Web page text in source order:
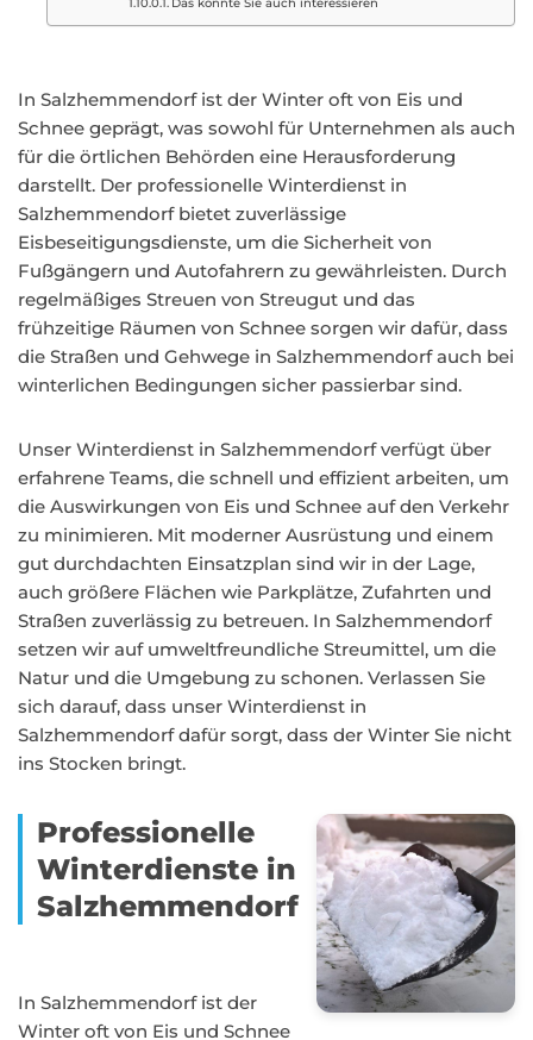
In Salzhemmendorf ist der Winter oft von Eis und
Schnee geprägt, was sowohl für Unternehmen als auch
für die örtlichen Behörden eine Herausforderung
darstellt. Der professionelle Winterdienst in
Salzhemmendorf bietet zuverlässige
Eisbeseitigungsdienste, um die Sicherheit von
Fußgängern und Autofahrern zu gewährleisten. Durch
regelmäßiges Streuen von Streugut und das
frühzeitige Räumen von Schnee sorgen wir dafür, dass
die Straßen und Gehwege in Salzhemmendorf auch bei
winterlichen Bedingungen sicher passierbar sind.
Unser Winterdienst in Salzhemmendorf verfügt über
erfahrene Teams, die schnell und effizient arbeiten, um
die Auswirkungen von Eis und Schnee auf den Verkehr
zu minimieren. Mit moderner Ausrüstung und einem
gut durchdachten Einsatzplan sind wir in der Lage,
auch größere Flächen wie Parkplätze, Zufahrten und
Straßen zuverlässig zu betreuen. In Salzhemmendorf
setzen wir auf umweltfreundliche Streumittel, um die
Natur und die Umgebung zu schonen. Verlassen Sie
sich darauf, dass unser Winterdienst in
Salzhemmendorf dafür sorgt, dass der Winter Sie nicht
ins Stocken bringt.
Professionelle
Winterdienste in
Salzhemmendorf
In Salzhemmendorf ist der
Winter oft von Eis und Schnee